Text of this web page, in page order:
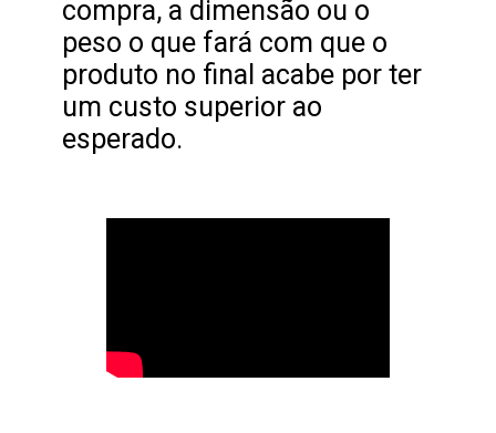
compra, a dimensão ou o
peso o que fará com que o
produto no final acabe por ter
um custo superior ao
esperado.